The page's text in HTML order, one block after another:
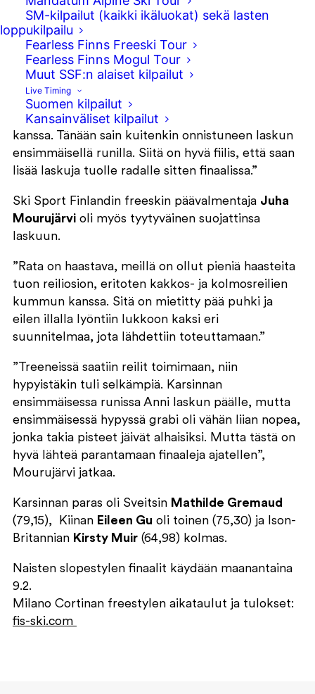
SM-kilpailut (kaikki ikäluokat) sekä lasten
loppukilpailu
Fearless Finns Freeski Tour
Fearless Finns Mogul Tour
Muut SSF:n alaiset kilpailut
Live Timing
Suomen kilpailut
Kansainväliset kilpailut
tiensä maanantaiseen finaaliin.
Kärävän ensimmäisellä laskulla ansaitsemat 62,91
pistettä riittivät karsinnan kuudenteen sijaan. 12
parasta pääsi finaaliin.Anni Kärävä
karsinnassa oli omat haasteensa.
”Pakko myöntää, että on ollut haasteita radan
kanssa. Tänään sain kuitenkin onnistuneen laskun
ensimmäisellä runilla. Siitä on hyvä fiilis, että saan
lisää laskuja tuolle radalle sitten finaalissa.”
Ski Sport Finlandin freeskin päävalmentaja Juha
Mourujärvi oli myös tyytyväinen suojattinsa
laskuun.
”Rata on haastava, meillä on ollut pieniä haasteita
tuon reiliosion, eritoten kakkos- ja kolmosreilien
kummun kanssa. Sitä on mietitty pää puhki ja
eilen illalla lyöntiin lukkoon kaksi eri
suunnitelmaa, jota lähdettiin toteuttamaan.”
”Treeneissä saatiin reilit toimimaan, niin
hypyistäkin tuli selkämpiä. Karsinnan
ensimmäisessa runissa Anni laskun päälle, mutta
ensimmäisessä hypyssä grabi oli vähän liian nopea,
jonka takia pisteet jäivät alhaisiksi. Mutta tästä on
hyvä lähteä parantamaan finaaleja ajatellen”,
Mourujärvi jatkaa.
Karsinnan paras oli Sveitsin Mathilde Gremaud
(79,15), Kiinan Eileen Gu oli toinen (75,30) ja Ison-
Britannian Kirsty Muir (64,98) kolmas.
Naisten slopestylen finaalit käydään maanantaina
9.2.
Milano Cortinan freestylen aikataulut ja tulokset:
fis-ski.com